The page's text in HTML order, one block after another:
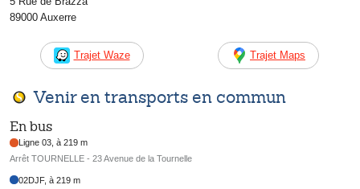
89000 Auxerre
Trajet Waze Trajet Maps
Venir en transports en commun
En bus
Ligne 03, à 219 m
Arrêt TOURNELLE - 23 Avenue de la Tournelle
02DJF, à 219 m